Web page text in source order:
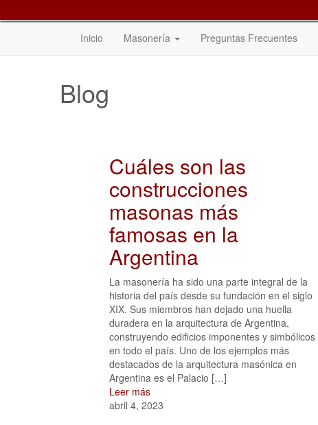
Inicio Masonería Preguntas Frecuentes
Blog
Cuáles son las
construcciones
masonas más
famosas en la
Argentina
La masonería ha sido una parte integral de la
historia del país desde su fundación en el siglo
XIX. Sus miembros han dejado una huella
duradera en la arquitectura de Argentina,
construyendo edificios imponentes y simbólicos
en todo el país. Uno de los ejemplos más
destacados de la arquitectura masónica en
Argentina es el Palacio […]
Leer más
abril 4, 2023